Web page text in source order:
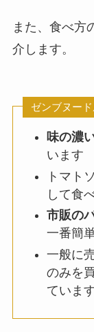
また、食べ方
介します。
ゼンブヌー
味の濃
います
トマト
して食
市販の
一番簡
一般に
のみを
ていま